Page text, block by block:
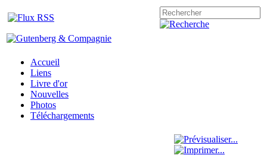
Accueil
Liens
Livre d'or
Nouvelles
Photos
Téléchargements